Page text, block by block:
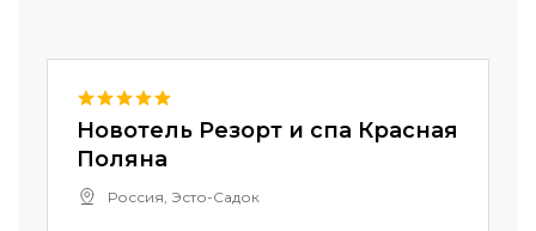
Новотель Резорт и спа Красная
Поляна
Россия, Эсто-Садок